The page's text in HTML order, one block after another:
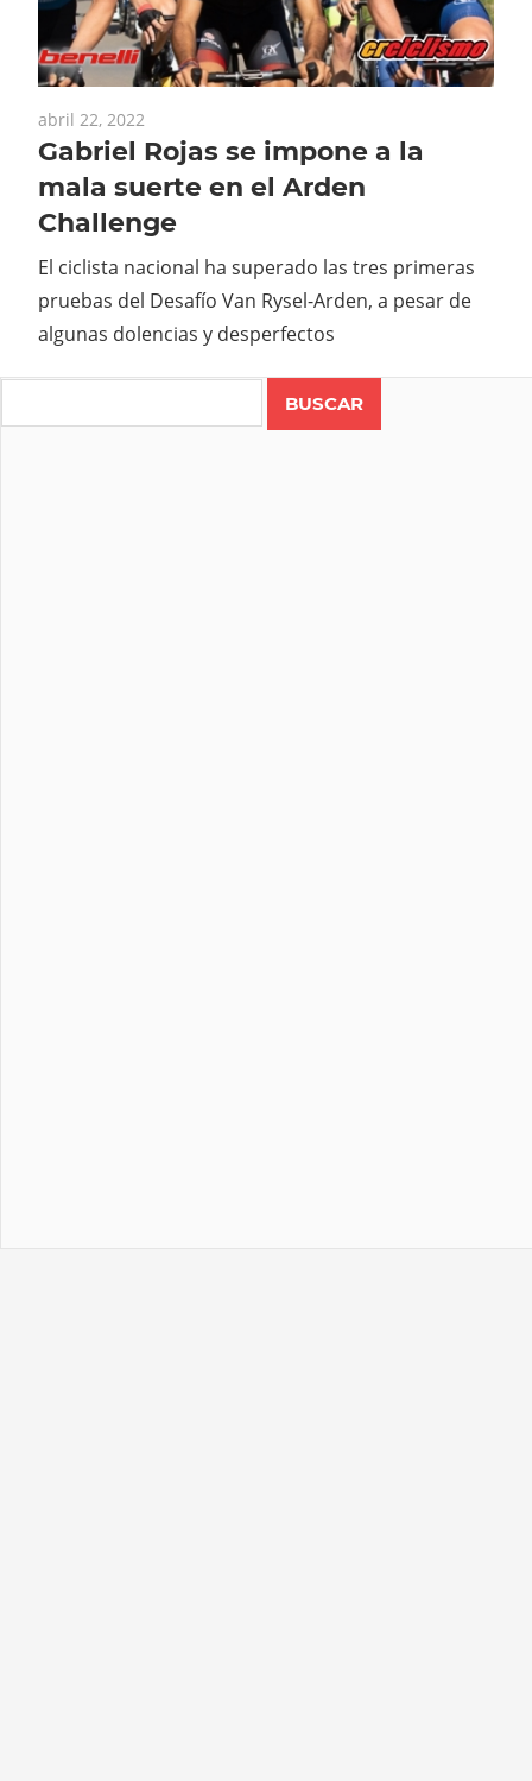
abril 22, 2022
Gabriel Rojas se impone a la
mala suerte en el Arden
Challenge
El ciclista nacional ha superado las tres primeras
pruebas del Desafío Van Rysel-Arden, a pesar de
algunas dolencias y desperfectos